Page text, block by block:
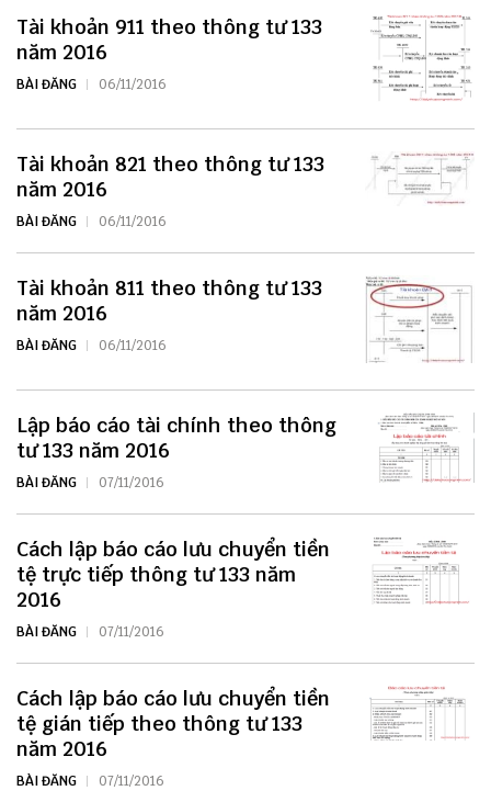
Tài khoản 911 theo thông tư 133
năm 2016
BÀI ĐĂNG 06/11/2016
Tài khoản 821 theo thông tư 133
năm 2016
BÀI ĐĂNG 06/11/2016
Tài khoản 811 theo thông tư 133
năm 2016
BÀI ĐĂNG 06/11/2016
Lập báo cáo tài chính theo thông
tư 133 năm 2016
BÀI ĐĂNG 07/11/2016
Cách lập báo cáo lưu chuyển tiền
tệ trực tiếp thông tư 133 năm
2016
BÀI ĐĂNG 07/11/2016
Cách lập báo cáo lưu chuyển tiền
tệ gián tiếp theo thông tư 133
năm 2016
BÀI ĐĂNG 07/11/2016